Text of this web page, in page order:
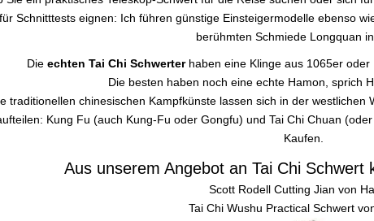
für Schnitttests eignen: Ich führen günstige Einsteigermodelle ebenso
berühmten Schmiede Longquan in
Die echten Tai Chi Schwerterhaben eine Klinge aus 1065er oder
Die besten haben noch eine echte Hamon, sprich
traditionellen chinesischen Kampfkünste lassen sich in der
Kung Fu (auch Kung-Fu oder Gongfu) und Tai Chi Chuan
Kaufen.
Aus unserem Angebot an Tai Chi Schwert
Scott Rodell Cutting Jian von
Tai Chi Wushu Practical Schwert